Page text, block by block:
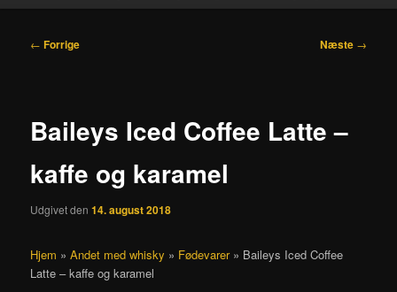
Indlægsnavigation
← Forrige Næste →
Baileys Iced Coffee Latte –
kaffe og karamel
Udgivet den14. august 2018
Hjem »Andet med whisky » Fødevarer» Baileys Iced Coffee
Latte – kaffe og karamel